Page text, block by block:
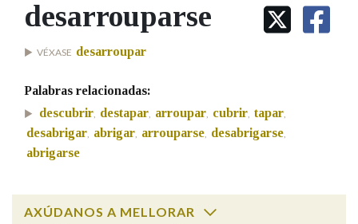
IDENTIDADE CORPORATIVA
MARCIAL DEL ADALID
FIGURAS HOMENAXEADAS
PORTAL DAS PALABRAS
Facebook
TwitterYoutubeInstagram
Bluesky
BUSCAR NOS LEMAS
Comeza por
Remata por
desarrouparse
VÉXASE desarroupar
Palabras relacionadas:
descubrir, destapar, arroupar, cubrir, tapar,
desabrigar, abrigar, arrouparse, desabrigarse,
abrigarse
AXÚDANOS A MELLORAR